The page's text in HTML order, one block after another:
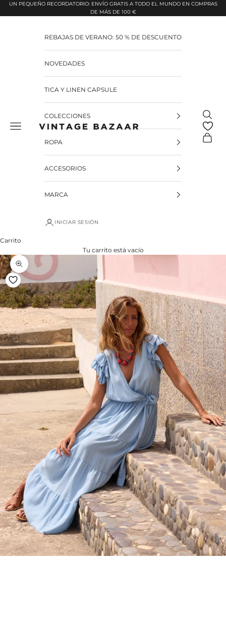
Pular para o conteúdo
UN PEQUEÑO RECORDATORIO: ENVÍO GRATIS A TODO EL MUNDO EN COMPRAS
DE MÁS DE 100 €
Vintage Bazaar
REBAJAS DE VERANO: 50 % DE DESCUENTO
NOVEDADES
TICA Y LINEN CAPSULE
COLECCIONES
ROPA
ACCESORIOS
MARCA
INICIAR SESIÓN
Carrito
Tu carrito está vacío
Zoom na imagem